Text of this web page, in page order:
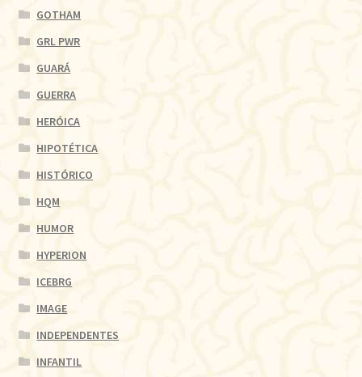
GOTHAM
GRL PWR
GUARÁ
GUERRA
HERÓICA
HIPOTÉTICA
HISTÓRICO
HQM
HUMOR
HYPERION
ICEBRG
IMAGE
INDEPENDENTES
INFANTIL